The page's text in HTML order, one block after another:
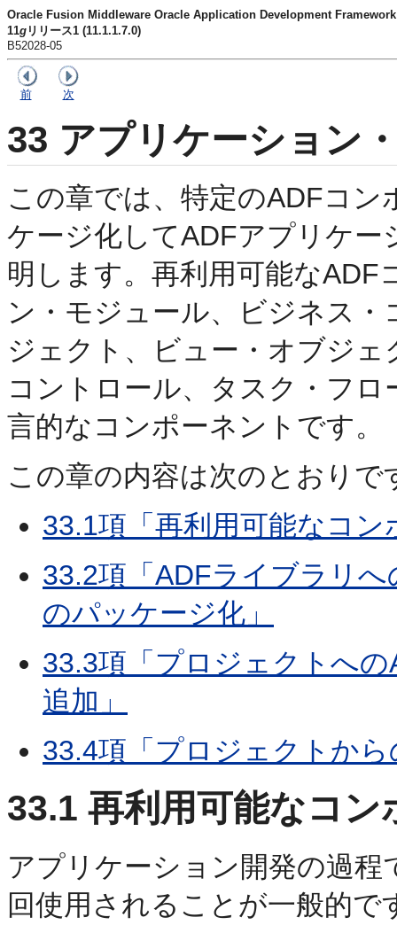
Oracle Fusion Middleware Oracle Application Development
11g リリース1 (11.1.1.7.0)
B52028-05
前 次
33 アプリケーション
この章では、特定のADFコ
ケージ化してADFアプリケ
明します。再利用可能な
ン・モジュール、ビジネス
ジェクト、ビュー・オブジ
コントロール、タスク・フ
言的なコンポーネントです。
この章の内容は次のとおりで
33.1項「再利用可能なコ
33.2項「ADFライブラリ
のパッケージ化」
33.3項「プロジェクトへ
追加」
33.4項「プロジェクトか
33.1 再利用可能なコン
アプリケーション開発の過
回使用されることが一般的